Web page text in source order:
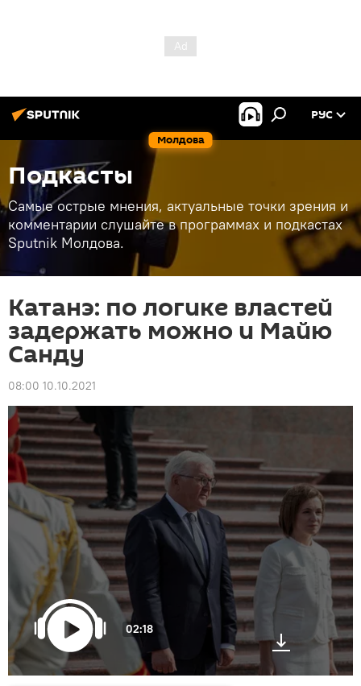
Молдова
РУС
Подкасты
Самые острые мнения, актуальные точки зрения и
комментарии слушайте в программах и подкастах
Sputnik Молдова.
Катанэ: по логике властей
задержать можно и Майю
Санду
08:00 10.10.2021
02:18